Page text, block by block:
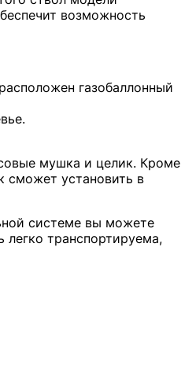
возможность
газобаллонный
мушка и целик. Кроме
сможет установить в
системе вы можете
транспортируема,